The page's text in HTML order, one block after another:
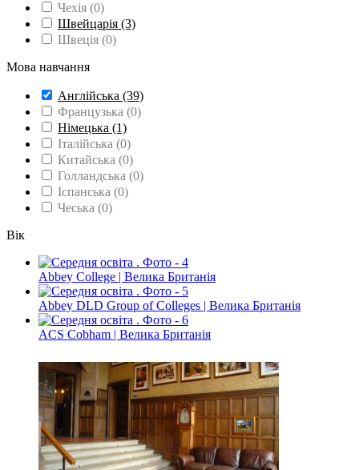
Чехія (0)
Швейцарія (3)
Швеція (0)
Мова навчання
Англійська (39)
Французька (0)
Німецька (1)
Італійська (0)
Китайська (0)
Голландська (0)
Іспанська (0)
Чеська (0)
Вік
Abbey College | Велика Британія
Abbey DLD Group of Colleges | Велика Британія
ACS Cobham | Велика Британія